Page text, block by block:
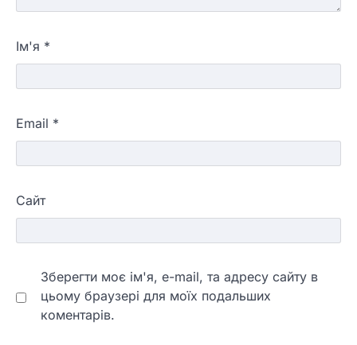
Ім'я *
Email *
Сайт
Зберегти моє ім'я, e-mail, та адресу сайту в
цьому браузері для моїх подальших
коментарів.